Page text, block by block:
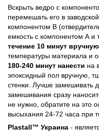
Вскрыть ведро с
перемешать его в
компонентом В
емкость с компонентом А и
течение 10 минут вручную
температуры материала и
180-240 минут нанести на
эпоксидный пол вручную,
стенки. Лучше замешивать
замешивания сразу
не нужно, обратите на это
высыхания 24-72 часа при
Plastall™ Украина -